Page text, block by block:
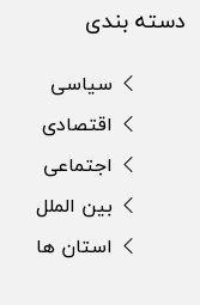
دسته بندی
سیاسی
اقتصادی
اجتماعی
بین الملل
استان ها